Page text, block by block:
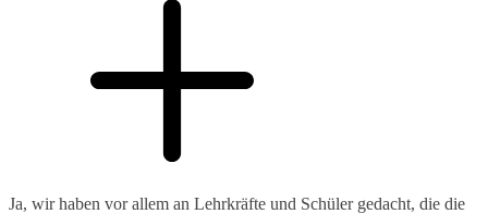
Ja, wir haben vor allem an Lehrkräfte und Schüler gedacht, die die